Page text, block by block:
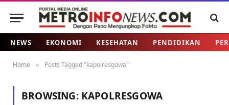
NEWS EKONOMI KESEHATAN PENDIDIKAN
Home » Posts Tagged "kapolresgowa"
BROWSING: KAPOLRESGOWA